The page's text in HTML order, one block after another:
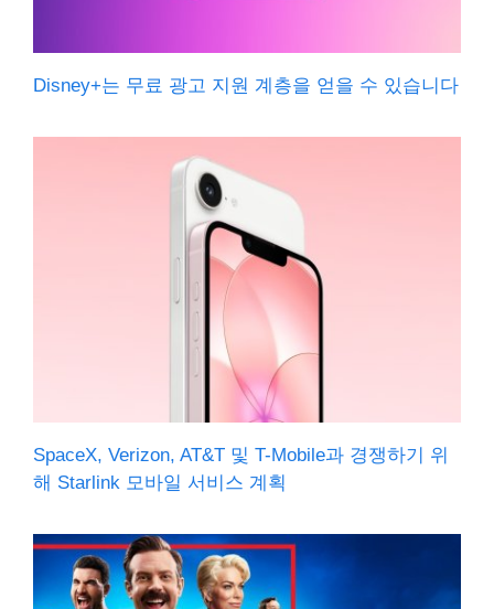
Disney+는 무료 광고 지원 계층을 얻을 수 있습니다
SpaceX, Verizon, AT&T 및 T-Mobile과 경쟁하기 위
해 Starlink 모바일 서비스 계획